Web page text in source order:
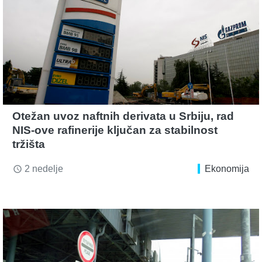
Otežan uvoz naftnih derivata u Srbiju, rad
NIS-ove rafinerije ključan za stabilnost
tržišta
access_time 2 nedelje Ekonomija